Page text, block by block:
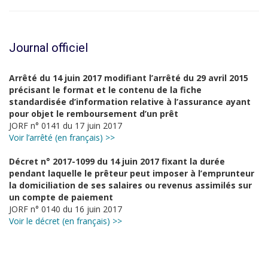
Journal officiel
Arrêté du 14 juin 2017 modifiant l’arrêté du 29 avril 2015
précisant le format et le contenu de la fiche
standardisée d’information relative à l’assurance ayant
pour objet le remboursement d’un prêt
JORF n° 0141 du 17 juin 2017
Voir l’arrêté (en français) >>
Décret n° 2017-1099 du 14 juin 2017 fixant la durée
pendant laquelle le prêteur peut imposer à l’emprunteur
la domiciliation de ses salaires ou revenus assimilés sur
un compte de paiement
JORF n° 0140 du 16 juin 2017
Voir le décret (en français) >>